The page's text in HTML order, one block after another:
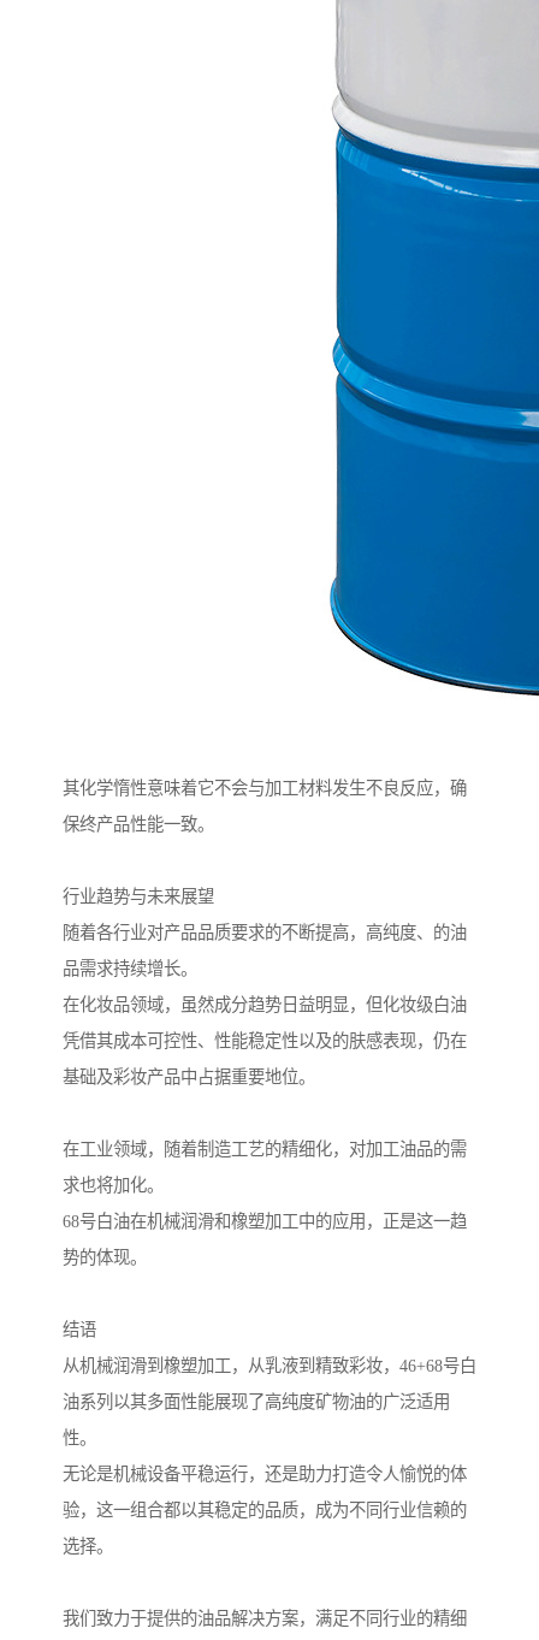
其化学惰性意味着它不会与加工材料发生不良反应，确
保终产品性能一致。
行业趋势与未来展望
随着各行业对产品品质要求的不断提高，高纯度、的油
品需求持续增长。
在化妆品领域，虽然成分趋势日益明显，但化妆级白油
凭借其成本可控性、性能稳定性以及的肤感表现，仍在
基础及彩妆产品中占据重要地位。
在工业领域，随着制造工艺的精细化，对加工油品的需
求也将加化。
68号白油在机械润滑和橡塑加工中的应用，正是这一趋
势的体现。
结语
从机械润滑到橡塑加工，从乳液到精致彩妆，46+68号白
油系列以其多面性能展现了高纯度矿物油的广泛适用
性。
无论是机械设备平稳运行，还是助力打造令人愉悦的体
验，这一组合都以其稳定的品质，成为不同行业信赖的
选择。
我们致力于提供的油品解决方案，满足不同行业的精细